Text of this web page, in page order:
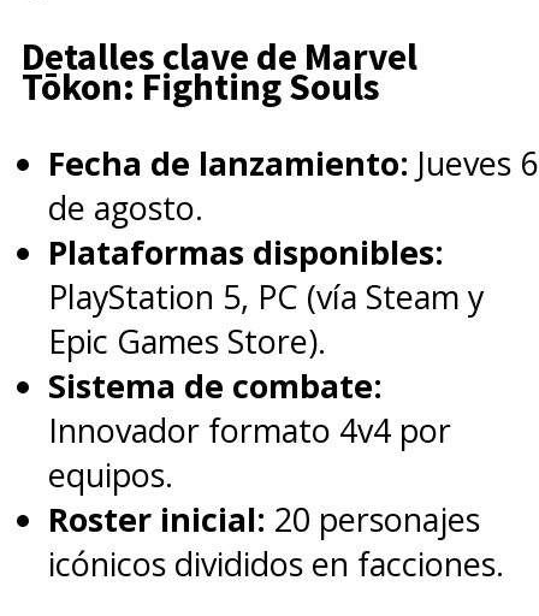
Junto con el regreso de varios
personajes de las dos primeras
entregas, incluyendo
aEvangeline Lilly como
"Avispa", la nueva película
también tendrá laaparición
de"M.O.D.O.K.", el clásico
villano de la enorme cabeza que
lidera la organización A.I.M.
Detalles clave de Marvel
Tōkon: Fighting Souls
Fecha de lanzamiento: Jueves 6
de agosto.
Plataformas disponibles:
PlayStation 5, PC (vía Steam y
Epic Games Store).
Sistema de combate:
Innovador formato 4v4 por
equipos.
Roster inicial: 20 personajes
icónicos divididos en facciones.